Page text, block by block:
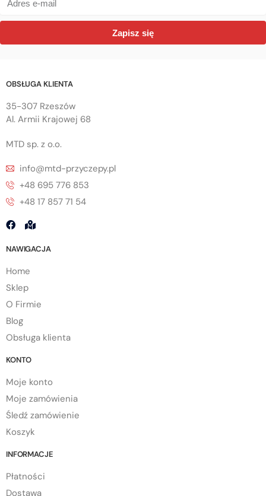
Zapisz się
OBSŁUGA KLIENTA
35-307 Rzeszów
Al. Armii Krajowej 68
MTD sp. z o.o.
info@mtd-przyczepy.pl
+48 695 776 853
+48 17 857 71 54
NAWIGACJA
Home
Sklep
O Firmie
Blog
Obsługa klienta
KONTO
Moje konto
Moje zamówienia
Śledź zamówienie
Koszyk
INFORMACJE
Płatności
Dostawa